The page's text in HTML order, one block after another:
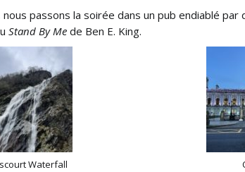
passons la soirée dans un pub endiablé
Stand By Me de Ben E. King.
Waterfall